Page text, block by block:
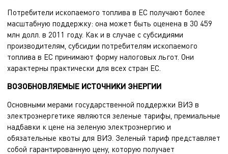
Потребители ископаемого топлива в ЕС получают более
масштабную поддержку: она может быть оценена в 30 459
млн долл. в 2011 году. Как и в случае с субсидиями
производителям, субсидии потребителям ископаемого
топлива в ЕС принимают форму налоговых льгот. Они
характерны практически для всех стран ЕС.
ВОЗОБНОВЛЯЕМЫЕ ИСТОЧНИКИ ЭНЕРГИИ
Основными мерами государственной поддержки ВИЭ в
электроэнергетике являются зеленые тарифы, премиальные
надбавки к цене на зеленую электроэнергию и
обязательные квоты для ВИЭ. Зеленый тариф представляет
собой гарантированную цену, которую получает